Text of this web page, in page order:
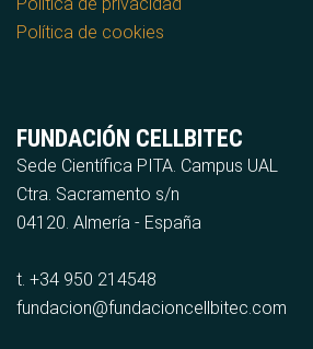
Política de cookies
FUNDACIÓN CELLBITEC
Sede Científica PITA. Campus UAL
Ctra. Sacramento s/n
04120. Almería - España
t. +34 950 214548
fundacion@fundacioncellbitec.com